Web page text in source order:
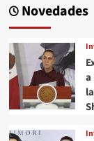
Novedades
a